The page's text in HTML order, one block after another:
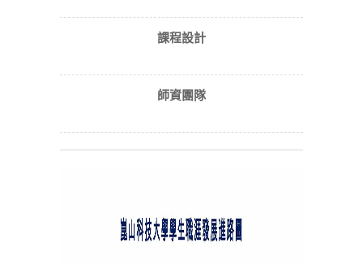
課程設計
師資團隊